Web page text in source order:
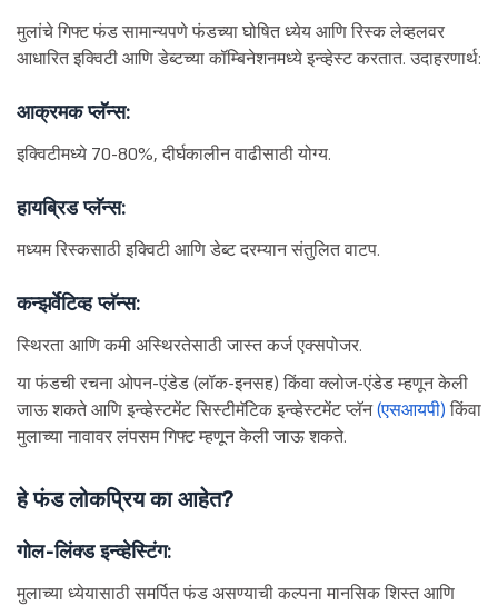
मुलांचे गिफ्ट फंड सामान्यपणे फंडच्या घोषित ध्येय आणि रिस्क लेव्हलवर
आधारित इक्विटी आणि डेब्टच्या कॉम्बिनेशनमध्ये इन्व्हेस्ट करतात. उदाहरणार्थ:
आक्रमक प्लॅन्स:
इक्विटीमध्ये 70-80%, दीर्घकालीन वाढीसाठी योग्य.
हायब्रिड प्लॅन्स:
मध्यम रिस्कसाठी इक्विटी आणि डेब्ट दरम्यान संतुलित वाटप.
कन्झर्वेटिव्ह प्लॅन्स:
स्थिरता आणि कमी अस्थिरतेसाठी जास्त कर्ज एक्सपोजर.
या फंडची रचना ओपन-एंडेड (लॉक-इनसह) किंवा क्लोज-एंडेड म्हणून केली
जाऊ शकते आणि इन्व्हेस्टमेंट सिस्टीमॅटिक इन्व्हेस्टमेंट प्लॅन(एसआयपी) किंवा
मुलाच्या नावावर लंपसम गिफ्ट म्हणून केली जाऊ शकते.
हे फंड लोकप्रिय का आहेत?
गोल-लिंक्ड इन्व्हेस्टिंग:
मुलाच्या ध्येयासाठी समर्पित फंड असण्याची कल्पना मानसिक शिस्त आणि